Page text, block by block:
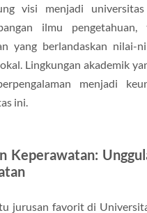
visi menjadi
ilmu pengetahuan,
yang berlandaskan nilai-
Lingkungan akademik
menjadi
ini.
Keperawatan:
jurusan favorit di